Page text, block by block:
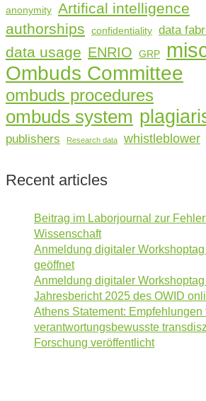
anonymity Artifical intelligence
authorships
confidentiality data
data usage ENRIO GRP
Ombuds Committee
ombuds procedures
ombuds system
publishers Research data whistleblower
Recent articles
Beitrag im Laborjournal zur
Wissenschaft
Anmeldung digitaler
geöffnet
Anmeldung digitaler
Jahresbericht 2025 des OWID
Athens Statement: Empfehlungen
verantwortungsbewusste
Forschung veröffentlicht